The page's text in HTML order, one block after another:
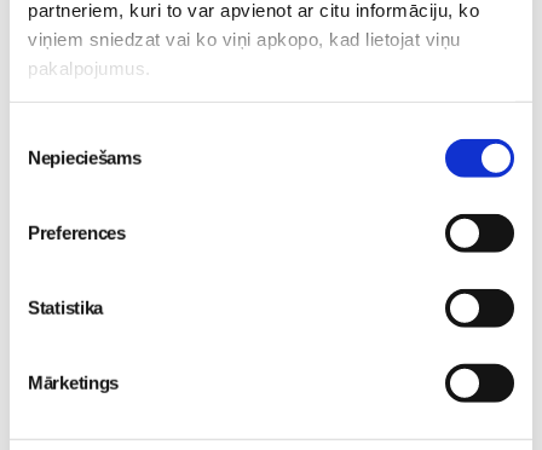
partneriem, kuri to var apvienot ar citu informāciju, ko
viņiem sniedzat vai ko viņi apkopo, kad lietojat viņu
pakalpojumus.
izvēle
Nepieciešams
Preferences
Statistika
Mārketings
topošajiem un jaunajiem
25. Jan 19:14